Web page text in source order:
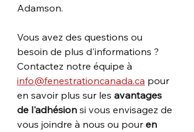
Adamson.
Vous avez des questions ou
besoin de plus d'informations ?
Contactez notre équipe à
info@fenestrationcanada.ca pour
en savoir plus sur les avantages
de l'adhésion si vous envisagez de
vous joindre à nous ou pour en